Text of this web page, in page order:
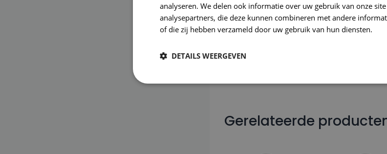
auto lakstiften. Onze auto lakstiften zijn snel
Wij hebben een gigantisch assortiment met
wordt op kleurcode of kleurnaam gemaakt en
Om deze reden garanderen wij dat u altijd de
voor auto’s.. Met onze A-kwaliteit auto
Gerelateerde
analyseren. We delen ook informatie over uw gebruik van onze
analysepartners, die deze kunnen combineren met andere
of die zij hebben verzameld door uw gebruik van hun diensten.
DETAILS WEERGEVEN